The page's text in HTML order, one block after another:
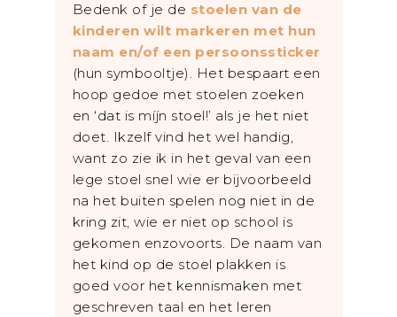
Bedenk of je de stoelen van de
kinderen wilt markeren met hun
naam en/of een persoonssticker
(hun symbooltje). Het bespaart een
hoop gedoe met stoelen zoeken
en ‘dat is míjn stoel!’ als je het niet
doet. Ikzelf vind het wel handig,
want zo zie ik in het geval van een
lege stoel snel wie er bijvoorbeeld
na het buiten spelen nog niet in de
kring zit, wie er niet op school is
gekomen enzovoorts. De naam van
het kind op de stoel plakken is
goed voor het kennismaken met
geschreven taal en het leren